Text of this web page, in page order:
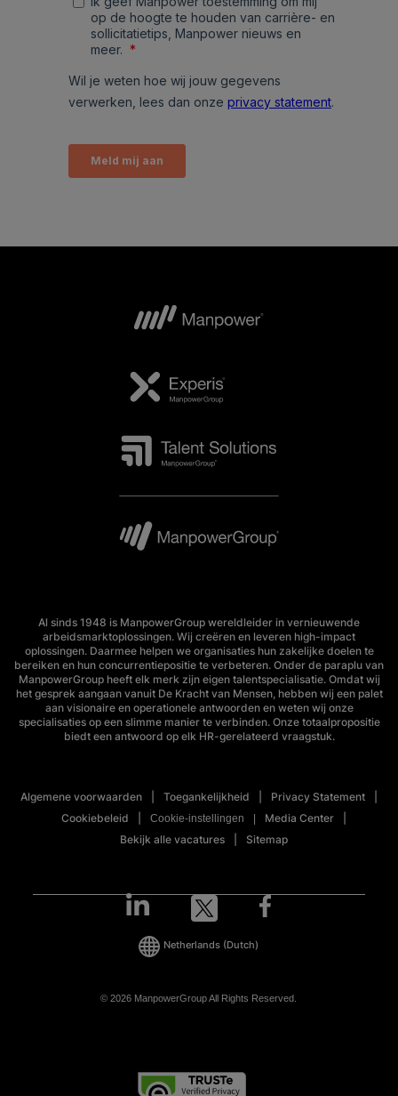
Al sinds 1948 is ManpowerGroup wereldleider in vernieuwende
arbeidsmarktoplossingen. Wij creëren en leveren high-impact
oplossingen. Daarmee helpen we organisaties hun zakelijke doelen te
bereiken en hun concurrentiepositie te verbeteren. Onder de paraplu van
ManpowerGroup heeft elk merk zijn eigen talentspecialisatie. Omdat wij
het gesprek aangaan vanuit De Kracht van Mensen, hebben wij een palet
aan visionaire en operationele antwoorden en weten wij onze
specialisaties op een slimme manier te verbinden. Onze totaalpropositie
biedt een antwoord op elk HR-gerelateerd vraagstuk.
Algemene voorwaarden Toegankelijkheid
Privacy Statement
Cookiebeleid
Cookie-instellingen
Media Center
Bekijk alle vacatures
Sitemap
© 2026 ManpowerGroup All Rights Reserved.
Netherlands (Dutch)